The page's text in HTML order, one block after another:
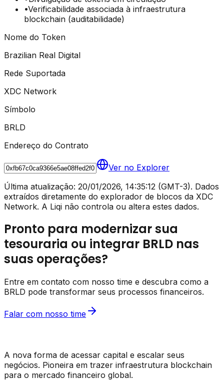
•Verificabilidade associada à infraestrutura
blockchain (auditabilidade)
Nome do Token
Brazilian Real Digital
Rede Suportada
XDC Network
Símbolo
BRLD
Endereço do Contrato
Ver no Explorer
Última atualização: 20/01/2026, 14:35:12 (GMT-3). Dados
extraídos diretamente do explorador de blocos da XDC
Network. A Liqi não controla ou altera estes dados.
Pronto para modernizar sua
tesouraria ou integrar BRLD nas
suas operações?
Entre em contato com nosso time e descubra como a
BRLD pode transformar seus processos financeiros.
Falar com nosso time
A nova forma de acessar capital e escalar seus
negócios. Pioneira em trazer infraestrutura blockchain
para o mercado financeiro global.